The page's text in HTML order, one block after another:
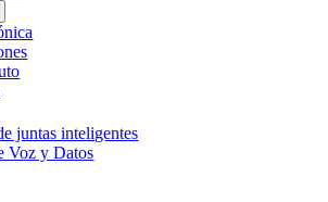
juntas inteligentes
Voz y Datos